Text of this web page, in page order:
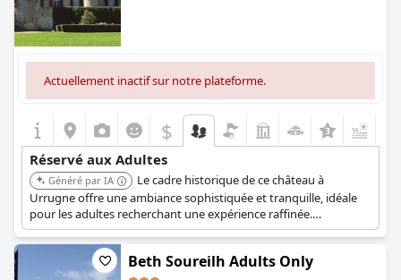
Actuellement inactif sur notre plateforme.
$
Réservé aux Adultes
Généré par IA
Le cadre historique de ce château à
Urrugne offre une ambiance sophistiquée et tranquille, idéale
pour les adultes recherchant une expérience raffinée.
L'atmosphère et les jardins du château contribuent à une
retraite paisible.
Beth Soureilh Adults Only